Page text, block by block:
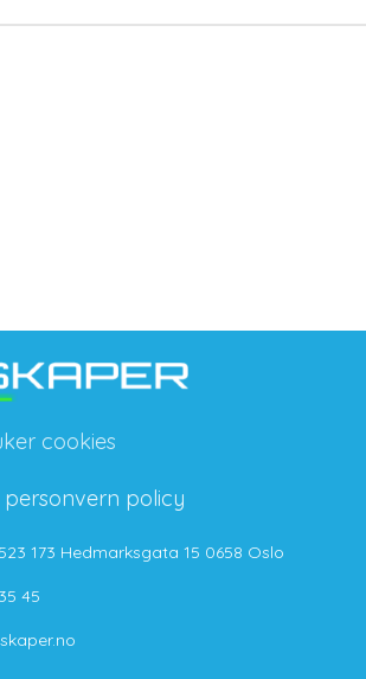
cookies
personvern policy
173 Hedmarksgata 15 0658 Oslo
45